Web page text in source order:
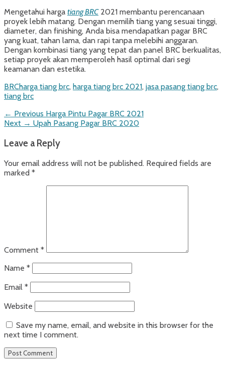
Mengetahui harga tiang BRC2021 membantu perencanaan
proyek lebih matang. Dengan memilih tiang yang sesuai tinggi,
diameter, dan finishing, Anda bisa mendapatkan pagar BRC
yang kuat, tahan lama, dan rapi tanpa melebihi anggaran.
Dengan kombinasi tiang yang tepat dan panel BRC berkualitas,
setiap proyek akan memperoleh hasil optimal dari segi
keamanan dan estetika.
Categories
BRCTags
harga tiang brc, harga tiang brc 2021, jasa pasang tiang brc,
tiang brc
Post
navigation
← Previous Previous
post:
Harga Pintu Pagar BRC 2021
Next → Next
Upah Pasang Pagar BRC 2020
Leave a Reply
Your email address will not be published. Required fields are
marked *
Comment *
Name *
Email *
Website
Save my name, email, and website in this browser for the
next time I comment.